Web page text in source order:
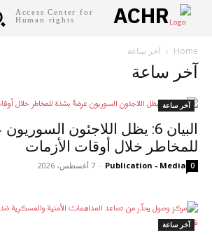
ACHR
Access Center for
Human rights
Home آخر ساعة
آخر ساعة
آخر ساعة
البيان 6: يظل اللاجئون
للمخاطر خلال أوقات الأزمات
Publication - Media
- 7 أغسطس، 2026 0
آخر ساعة